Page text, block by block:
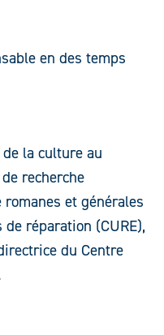
en des temps
la culture au
recherche
et générales
réparation (CURE),
du Centre